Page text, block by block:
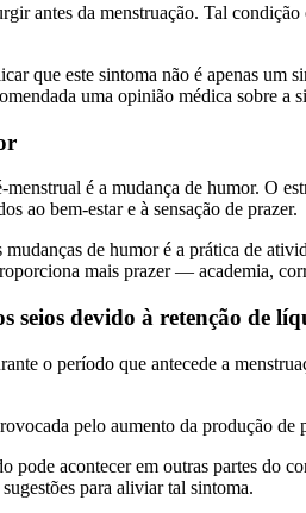
antes da menstruação. Tal
que este sintoma não é apenas um
uma opinião médica sobre a
é a mudança de humor. O
ao bem-estar e à sensação de prazer.
de humor é a prática de
mais prazer — academia,
seios devido à retenção de
o período que antecede a
pelo aumento da produção
pode acontecer em outras partes do
para aliviar tal sintoma.